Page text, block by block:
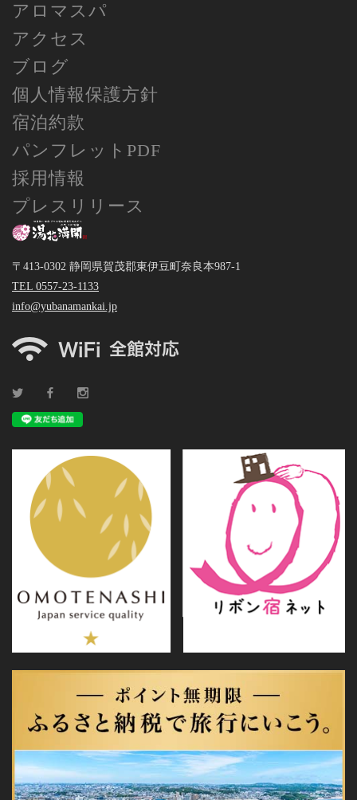
アロマスパ
アクセス
ブログ
個人情報保護方針
宿泊約款
パンフレットPDF
採用情報
プレスリリース
〒413-0302 静岡県賀茂郡東伊豆町奈良本987-1
TEL 0557-23-1133
info@yubanamankai.jp